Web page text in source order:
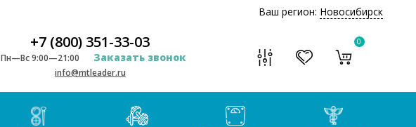
Ваш регион: Новосибирск
+7 (800) 351-33-03
Пн—Вс 9:00—21:00 Заказать звонок
info@mtleader.ru
0